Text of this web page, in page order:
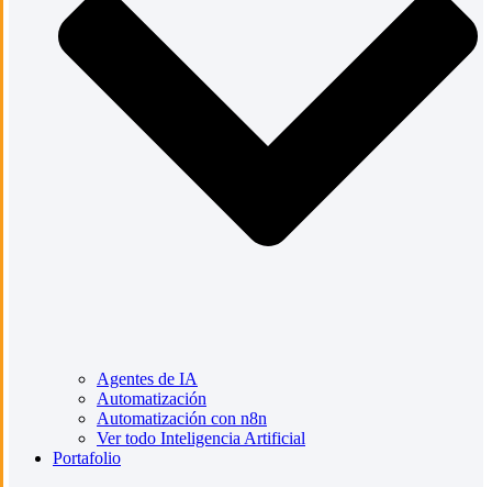
Agentes de IA
Automatización
Automatización con n8n
Ver todo Inteligencia Artificial
Portafolio